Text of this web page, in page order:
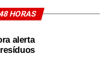
HORAS
alerta